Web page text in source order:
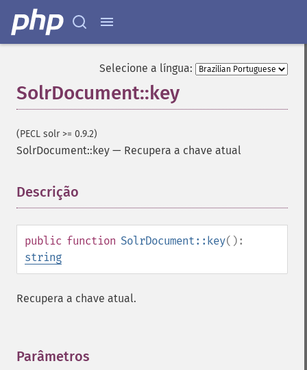
Selecione a língua:
SolrDocument::key
(PECL solr >= 0.9.2)
SolrDocument::key — Recupera a chave atual
Descrição
public function SolrDocument::key():
string
Recupera a chave atual.
Parâmetros